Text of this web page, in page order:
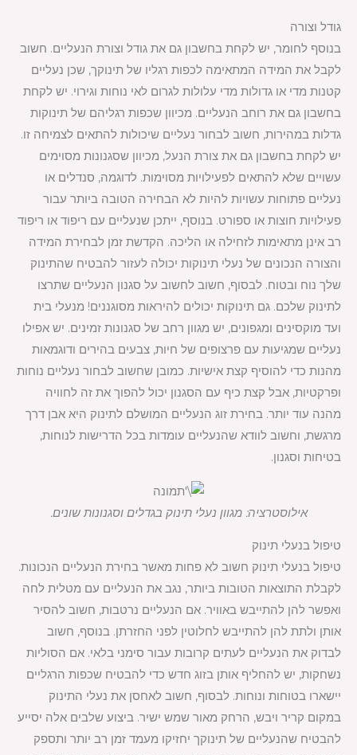
גודל וצורה
בנוסף לחומר, יש לקחת בחשבון גם את גודל וצורת הנעליים. חשוב
לקבל את המידה המתאימה לכפות רגליו של תינוקך, שכן נעליים
קטנות מדי או גדולות מדי עלולות לגרום לאי נוחות וגירוי. יש לקחת
בחשבון גם את רוחב הנעליים. מכיוון שכפות רגליהם של תינוקות
גדלות במהירות, חשוב לבחור נעליים שיכולות להתאים לצמיחה זו.
יש לקחת בחשבון גם את צורת הנעל, מכיוון שסגנונות מסוימים
עשויים שלא להתאים לפעילויות מסוימות. לדוגמה, סנדלים או
נעליים פתוחות עשויות להיות לא הבחירה הטובה ביותר עבור
פעילויות חוצות או ספורט. בנוסף, ייתכן שנעליים עם ריפוד או ריפוד
רב אינן מתאימות לזחילה או הליכה. הקדשת זמן לבחירת המידה
והצורה הנכונים של נעלי תינוקות יכולה לעזור להבטיח שהתינוק
שלך נוח ובטוח. לבסוף, חשוב לחשוב על סגנון הנעליים שתרצו
לתינוק שלכם. גם תינוקות יכולים להיראות מסוגננים! מנעלי בית
ועד מוקסינים ומגפונים, יש מגוון רחב של סגנונות זמינים. יש אפילו
נעליים שמגיעות עם פרצופים של חיות, צבעים בהירים ודוגמאות
מהנות כדי להוסיף קצת אישיות. כמובן שחשוב לבחור נעליים נוחות
ופרקטיות, אבל קצת כיף עם הסגנון יכול להפוך את זה לחוויה
מהנה עוד יותר. בחירת זוג הנעליים המושלם לתינוק היא אבן דרך
מרגשת, וחשוב לוודא שהנעליים עומדות בכל הדרישות לנוחות,
בטיחות וסגנון.
אילוסטרציה: מגוון נעלי תינוק בגדלים וסגנונות שונים.
טיפול בנעלי תינוק
טיפול בנעלי תינוק חשוב לא פחות מאשר בחירת הנעליים הנכונות.
לקבלת התוצאות הטובות ביותר, נגב את הנעליים עם מטלית לחה
ואפשר להן להתייבש באוויר. אם הנעליים נרטבות, חשוב להסיר
אותן ולתת להן להתייבש לחלוטין לפני החזרתן. בנוסף, חשוב
לבדוק את הנעליים לעתים קרובות עבור סימני בלאי. אם הסוליות
נשחקות, יש להחליף אותן בזוג חדש כדי להבטיח שכפות הרגליים
יישארו בטוחות ונוחות. לבסוף, חשוב לאחסן את נעלי התינוק
במקום קריר ויבש, הרחק מאור שמש ישיר. ביצוע שלבים אלה יסייע
להבטיח שהנעליים של תינוקך יחזיקו מעמד זמן רב יותר ותספק